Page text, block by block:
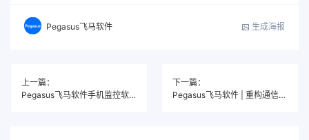
Pegasus飞马软件 生成海报
上一篇：
Pegasus飞马软件手机监控软件真实测评：婚姻伴侣出轨的证据收集
下一篇：
Pegasus飞马软件 | 重构通信边界，您的数字资产“黑匣子”